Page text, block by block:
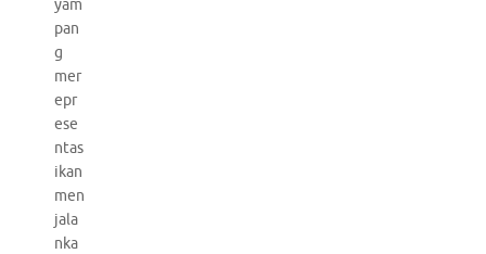
yam
pan
g
mer
epr
ese
ntas
ikan
men
jala
nka